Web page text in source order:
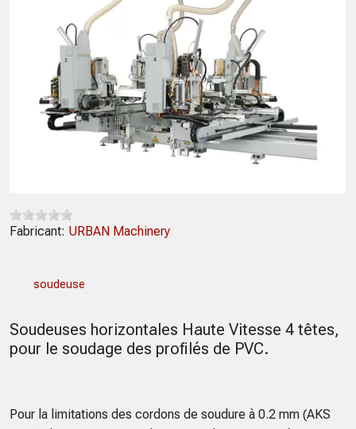
Fabricant: URBAN Machinery
soudeuse
Soudeuses horizontales Haute Vitesse 4 têtes,
pour le soudage des profilés de PVC.
Pour la limitations des cordons de soudure à 0.2 mm (AKS